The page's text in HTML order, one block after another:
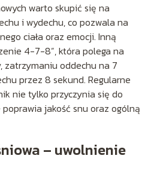
warto skupić się na
i wydechu, co pozwala na
ciała oraz emocji. Inną
4-7-8”, która polega na
zatrzymaniu oddechu na 7
przez 8 sekund. Regularne
nie tylko przyczynia się do
jakość snu oraz ogólną
– uwolnienie